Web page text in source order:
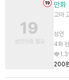
만화
고마
성인
4화
1.3
200